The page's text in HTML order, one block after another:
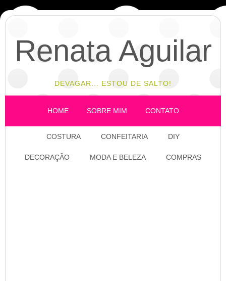
Renata Aguilar
DEVAGAR... ESTOU DE SALTO!
HOME SOBRE MIM CONTATO
COSTURA CONFEITARIA DIY
DECORAÇÃO MODA E BELEZA COMPRAS